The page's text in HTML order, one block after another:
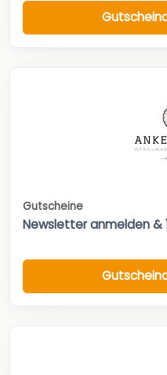
Gutscheine
Newsletter anmelden &